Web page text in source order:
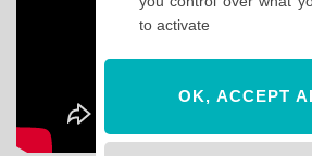
to activate
OK, ACCEPT